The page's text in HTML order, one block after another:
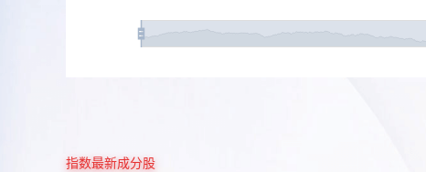
指数最新成分股